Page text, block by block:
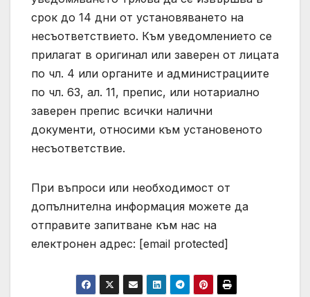
срок до 14 дни от установяването на
несъответствието. Към уведомлението се
прилагат в оригинал или заверен от лицата
по чл. 4 или органите и администрациите
по чл. 63, ал. 11, препис, или нотариално
заверен препис всички налични
документи, относими към установеното
несъответствие.
При въпроси или необходимост от
допълнителна информация можете да
отправите запитване към нас на
електронен адрес: [email protected]